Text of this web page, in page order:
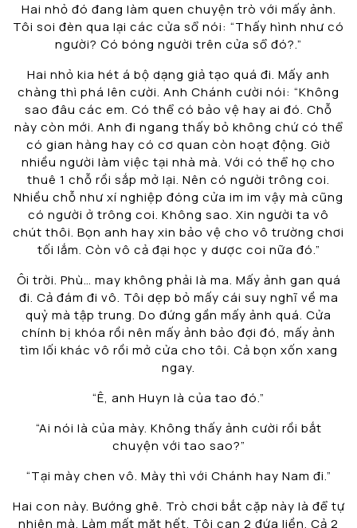
Hai nhỏ đó đang làm quen chuyện trò với mấy ảnh.
Tôi soi đèn qua lại các cửa sổ nói: “Thấy hình như có
người? Có bóng người trên cửa sổ đó?.”
Hai nhỏ kia hét á bộ dạng giả tạo quá đi. Mấy anh
chàng thì phá lên cười. Anh Chánh cười nói: “Không
sao đâu các em. Có thể có bảo vệ hay ai đó. Chỗ
này còn mới. Anh đi ngang thấy bỏ không chứ có thể
có gian hàng hay có cơ quan còn hoạt động. Giờ
nhiều người làm việc tại nhà mà. Với có thể họ cho
thuê 1 chỗ rồi sắp mở lại. Nên có người trông coi.
Nhiều chỗ như xí nghiệp đóng cửa im im vậy mà cũng
có người ở trông coi. Không sao. Xin người ta vô
chút thôi. Bọn anh hay xin bảo vệ cho vô trường chơi
tối lắm. Còn vô cả đại học y dược coi nữa đó.”
Ôi trời. Phù… may không phải là ma. Mấy ảnh gan quá
đi. Cả đám đi vô. Tôi dẹp bỏ mấy cái suy nghĩ về ma
quỷ mà tập trung. Do đứng gần mấy ảnh quá. Cửa
chính bị khóa rồi nên mấy ảnh bảo đợi đó, mấy ảnh
tìm lối khác vô rồi mở cửa cho tôi. Cả bọn xốn xang
ngay.
“Ê, anh Huyn là của tao đó.”
“Ai nói là của mày. Không thấy ảnh cười rồi bắt
chuyện với tao sao?”
“Tại mày chen vô. Mày thì với Chánh hay Nam đi.”
Hai con này. Bướng ghê. Trò chơi bắt cặp này là để tự
nhiên mà. Làm mất mặt hết. Tôi can 2 đứa liền. Cả 2